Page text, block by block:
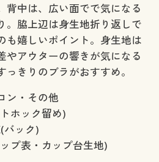
背中は、広い面でで気になる
。脇上辺は身生地折り返しで
も嬉しいポイント。身生地は
やアウターの響きが気になる
っきりのブラがおすすめ。
ン・その他
ホック留め)
ック)
プ表・カップ台生地)